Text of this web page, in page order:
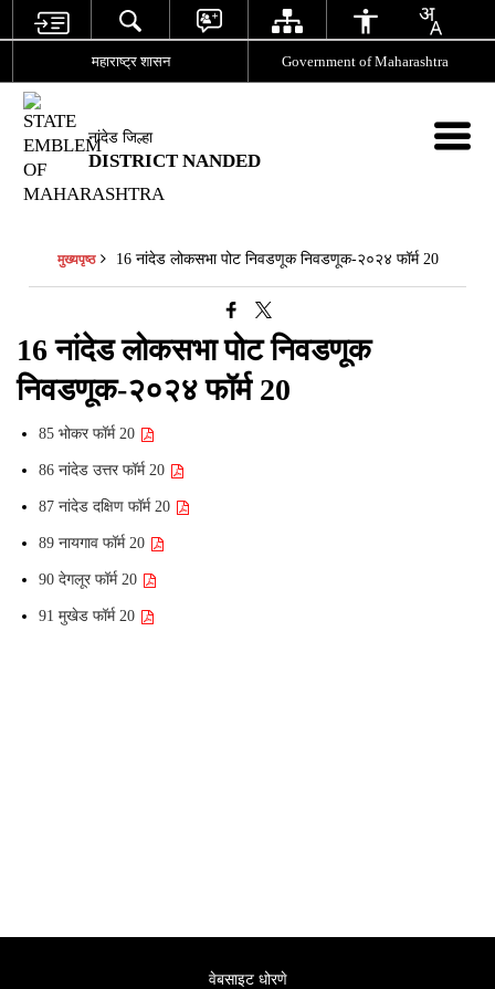
महाराष्ट्र शासन Government of Maharashtra
नांदेड जिल्हा
DISTRICT NANDED
मुख्यपृष्ठ 16 नांदेड लोकसभा पोट निवडणूक निवडणूक-२०२४ फॉर्म 20
16 नांदेड लोकसभा पोट निवडणूक
निवडणूक-२०२४ फॉर्म 20
85 भोकर फॉर्म 20
86 नांदेड उत्तर फॉर्म 20
87 नांदेड दक्षिण फॉर्म 20
89 नायगाव फॉर्म 20
90 देगलूर फॉर्म 20
91 मुखेड फॉर्म 20
वेबसाइट धोरणे